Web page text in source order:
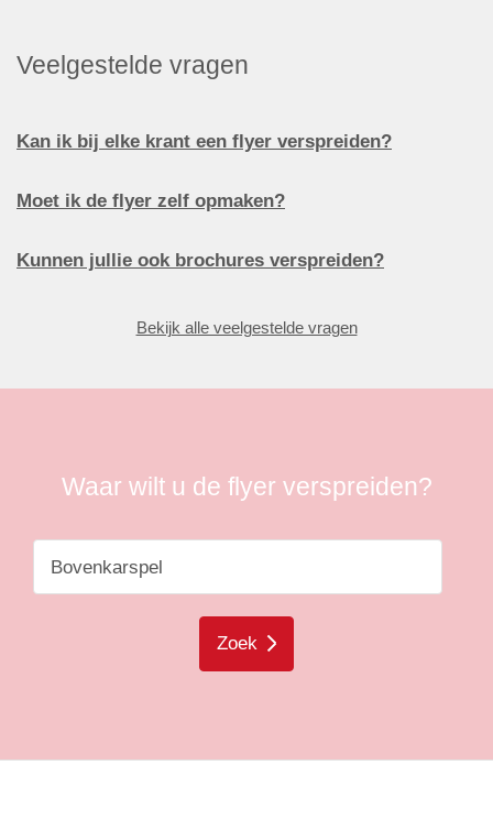
Veelgestelde vragen
Kan ik bij elke krant een flyer verspreiden?
Moet ik de flyer zelf opmaken?
Kunnen jullie ook brochures verspreiden?
Bekijk alle veelgestelde vragen
Waar wilt u de flyer verspreiden?
Zoek